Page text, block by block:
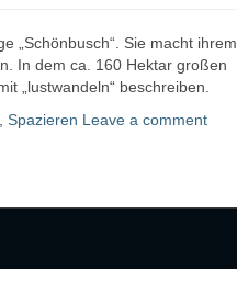
„Schönbusch“. Sie macht ihrem
In dem ca. 160 Hektar großen
„lustwandeln“ beschreiben.
Spazieren Leave a comment